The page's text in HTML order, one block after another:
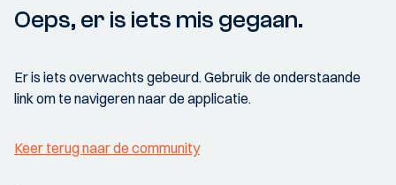
Oeps, er is iets mis gegaan.
Er is iets overwachts gebeurd. Gebruik de onderstaande
link om te navigeren naar de applicatie.
Keer terug naar de community